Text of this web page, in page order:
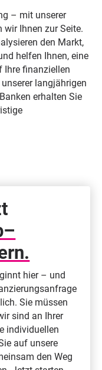
– mit unserer
wir Ihnen zur Seite.
den Markt,
helfen Ihnen, eine
Ihre finanziellen
langjährigen
erhalten Sie
hier – und
Sie müssen
sind an Ihrer
individuellen
auf unsere
den Weg